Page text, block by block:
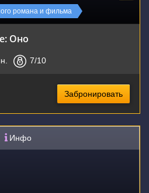
романа и фильма
Оно
7/10
Забронировать
Инфо